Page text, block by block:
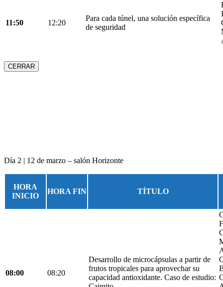
11:50 12:20
Para cada túnel, una solución específica
de seguridad
CERRAR
Día 2 | 12 de marzo – salón Horizonte
HORA
INICIO
HORA FIN TÍTULO
08:00 08:20
Desarrollo de microcápsulas a partir de
frutos tropicales para aprovechar su
capacidad antioxidante. Caso de estudio: